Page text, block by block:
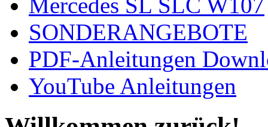
SONDERANGEBOTE
PDF-Anleitungen
YouTube Anleitungen